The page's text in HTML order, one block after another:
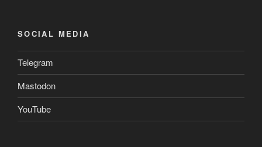
SOCIAL MEDIA
Telegram
Mastodon
YouTube